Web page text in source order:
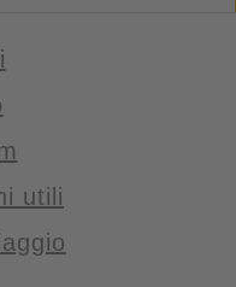
utili